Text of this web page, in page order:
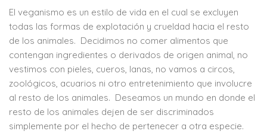
El veganismo es un estilo de vida en el cual se excluyen
todas las formas de explotación y crueldad hacia el resto
de los animales. Decidimos no comer alimentos que
contengan ingredientes o derivados de origen animal, no
vestimos con pieles, cueros, lanas, no vamos a circos,
zoológicos, acuarios ni otro entretenimiento que involucre
al resto de los animales. Deseamos un mundo en donde el
resto de los animales dejen de ser discriminados
simplemente por el hecho de pertenecer a otra especie.